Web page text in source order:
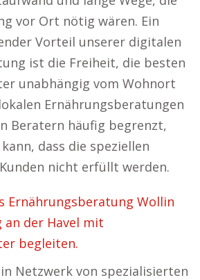
vor Ort nötig wären. Ein
Vorteil unserer digitalen
ist die Freiheit, die besten
unabhängig vom Wohnort
Ernährungsberatungen
Beratern häufig begrenzt,
dass die speziellen
nicht erfüllt werden.
Ernährungsberatung Wollin
der Havel mit
begleiten.
Netzwerk von spezialisierten